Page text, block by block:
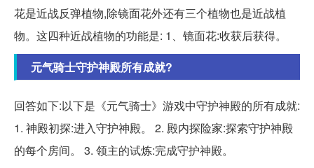
花是近战反弹植物,除镜面花外还有三个植物也是近战植
物。这四种近战植物的功能是: 1、镜面花:收获后获得。
元气骑士守护神殿所有成就?
回答如下:以下是《元气骑士》游戏中守护神殿的所有成就:
1. 神殿初探:进入守护神殿。 2. 殿内探险家:探索守护神殿
的每个房间。 3. 领主的试炼:完成守护神殿。